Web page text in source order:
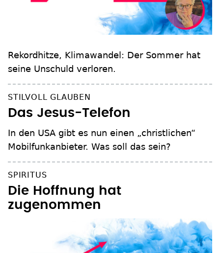
Rekordhitze, Klimawandel: Der Sommer hat
seine Unschuld verloren.
STILVOLL GLAUBEN
Das Jesus-Telefon
In den USA gibt es nun einen „christlichen“
Mobilfunkanbieter. Was soll das sein?
SPIRITUS
Die Hoffnung hat
zugenommen